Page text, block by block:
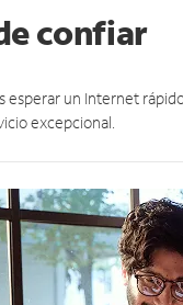
confiar
esperar un Internet
excepcional.